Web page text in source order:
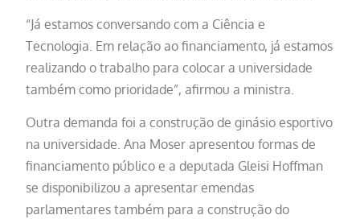
“Já estamos conversando com a Ciência e
Tecnologia. Em relação ao financiamento, já estamos
realizando o trabalho para colocar a universidade
também como prioridade”, afirmou a ministra.
Outra demanda foi a construção de ginásio esportivo
na universidade. Ana Moser apresentou formas de
financiamento público e a deputada Gleisi Hoffman
se disponibilizou a apresentar emendas
parlamentares também para a construção do